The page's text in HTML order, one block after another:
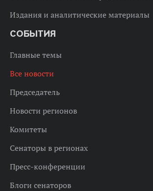
Издания и аналитические материалы
СОБЫТИЯ
Главные темы
Все новости
Председатель
Новости регионов
Комитеты
Сенаторы в регионах
Пресс-конференции
Блоги сенаторов